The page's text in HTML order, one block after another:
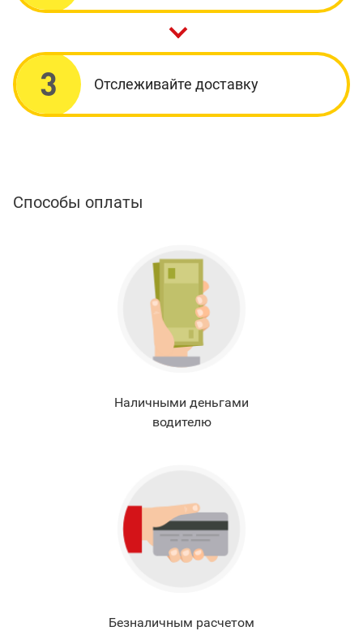
3 Отслеживайте доставку
Способы оплаты
Наличными деньгами
водителю
Безналичным расчетом